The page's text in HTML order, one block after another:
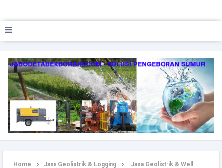
≡
Home Jasa Geolistrik & Logging
Jasa Geolistrik & Well